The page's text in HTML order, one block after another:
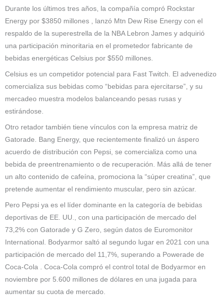
Durante los últimos tres años, la compañía compró Rockstar
Energy por $3850 millones , lanzó Mtn Dew Rise Energy con el
respaldo de la superestrella de la NBA Lebron James y adquirió
una participación minoritaria en el prometedor fabricante de
bebidas energéticas Celsius por $550 millones.
Celsius es un competidor potencial para Fast Twitch. El advenedizo
comercializa sus bebidas como “bebidas para ejercitarse”, y su
mercadeo muestra modelos balanceando pesas rusas y
estirándose.
Otro retador también tiene vínculos con la empresa matriz de
Gatorade. Bang Energy, que recientemente finalizó un áspero
acuerdo de distribución con Pepsi, se comercializa como una
bebida de preentrenamiento o de recuperación. Más allá de tener
un alto contenido de cafeína, promociona la “súper creatina”, que
pretende aumentar el rendimiento muscular, pero sin azúcar.
Pero Pepsi ya es el líder dominante en la categoría de bebidas
deportivas de EE. UU., con una participación de mercado del
73,2% con Gatorade y G Zero, según datos de Euromonitor
International. Bodyarmor saltó al segundo lugar en 2021 con una
participación de mercado del 11,7%, superando a Powerade de
Coca-Cola . Coca-Cola compró el control total de Bodyarmor en
noviembre por 5.600 millones de dólares en una jugada para
aumentar su cuota de mercado.